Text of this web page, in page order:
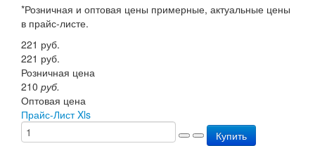
Перезарядка ОП
Перезарядка ОУ
Доставка
Оплата
Гарантии
О нас
Статьи
Публичная оферта
*Розничная и оптовая цены примерные, актуальные цены
в прайс-листе.
221 руб.
221 руб.
Розничная цена
210 руб.
Оптовая цена
Прайс-Лист Xls
Купить